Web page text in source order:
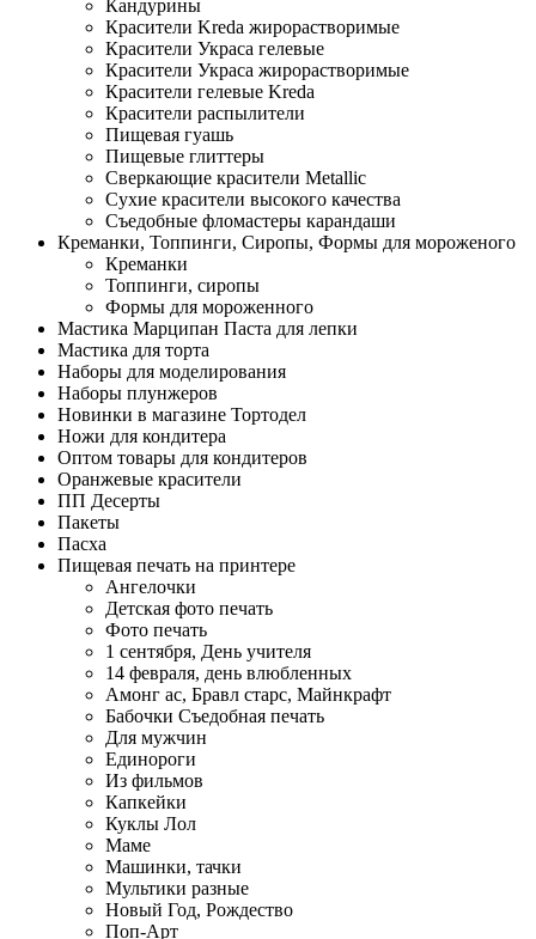
Кандурины
Красители Kreda жирорастворимые
Красители Украса гелевые
Красители Украса жирорастворимые
Красители гелевые Kreda
Красители распылители
Пищевая гуашь
Пищевые глиттеры
Сверкающие красители Metallic
Сухие красители высокого качества
Съедобные фломастеры карандаши
Креманки, Топпинги, Сиропы, Формы для мороженого
Креманки
Топпинги, сиропы
Формы для мороженного
Мастика Марципан Паста для лепки
Мастика для торта
Наборы для моделирования
Наборы плунжеров
Новинки в магазине Тортодел
Ножи для кондитера
Оптом товары для кондитеров
Оранжевые красители
ПП Десерты
Пакеты
Пасха
Пищевая печать на принтере
Ангелочки
Детская фото печать
Фото печать
1 сентября, День учителя
14 февраля, день влюбленных
Амонг ас, Бравл старс, Майнкрафт
Бабочки Съедобная печать
Для мужчин
Единороги
Из фильмов
Капкейки
Куклы Лол
Маме
Машинки, тачки
Мультики разные
Новый Год, Рождество
Поп-Арт